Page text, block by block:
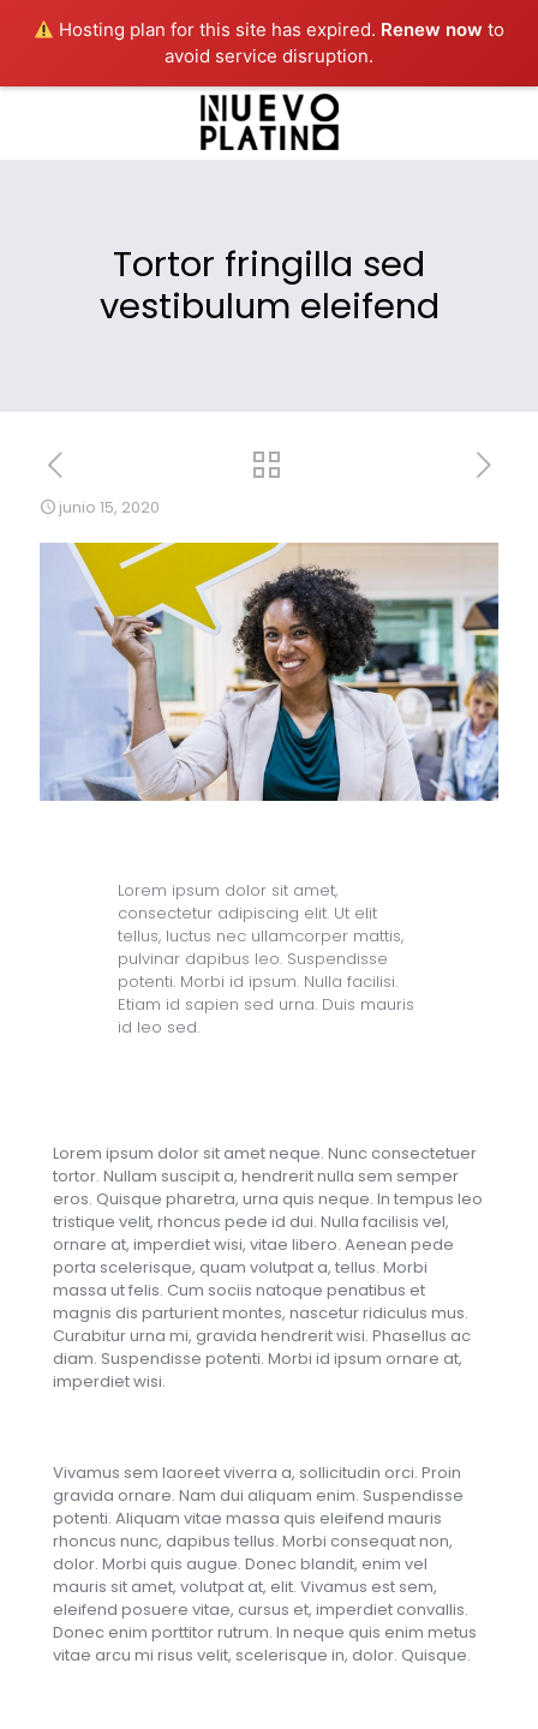
Hosting plan for this site has expired. Renew now to
avoid service disruption.
Tortor fringilla sed
vestibulum eleifend
junio 15, 2020
Lorem ipsum dolor sit amet,
consectetur adipiscing elit. Ut elit
tellus, luctus nec ullamcorper mattis,
pulvinar dapibus leo. Suspendisse
potenti. Morbi id ipsum. Nulla facilisi.
Etiam id sapien sed urna. Duis mauris
id leo sed.
Lorem ipsum dolor sit amet neque. Nunc consectetuer
tortor. Nullam suscipit a, hendrerit nulla sem semper
eros. Quisque pharetra, urna quis neque. In tempus leo
tristique velit, rhoncus pede id dui. Nulla facilisis vel,
ornare at, imperdiet wisi, vitae libero. Aenean pede
porta scelerisque, quam volutpat a, tellus. Morbi
massa ut felis. Cum sociis natoque penatibus et
magnis dis parturient montes, nascetur ridiculus mus.
Curabitur urna mi, gravida hendrerit wisi. Phasellus ac
diam. Suspendisse potenti. Morbi id ipsum ornare at,
imperdiet wisi.
Vivamus sem laoreet viverra a, sollicitudin orci. Proin
gravida ornare. Nam dui aliquam enim. Suspendisse
potenti. Aliquam vitae massa quis eleifend mauris
rhoncus nunc, dapibus tellus. Morbi consequat non,
dolor. Morbi quis augue. Donec blandit, enim vel
mauris sit amet, volutpat at, elit. Vivamus est sem,
eleifend posuere vitae, cursus et, imperdiet convallis.
Donec enim porttitor rutrum. In neque quis enim metus
vitae arcu mi risus velit, scelerisque in, dolor. Quisque.